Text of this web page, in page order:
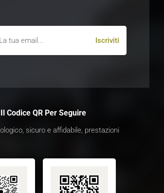
Codice QR Per Seguire
sicuro e affidabile, prestazioni